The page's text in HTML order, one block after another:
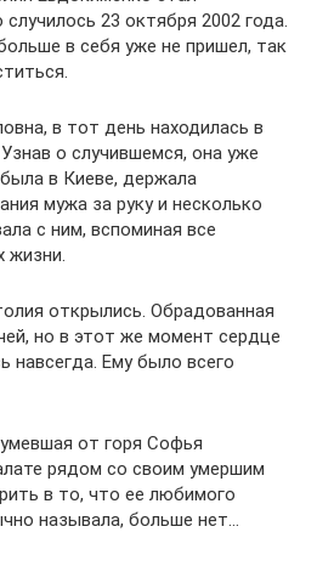
23 октября 2002 года.
в себя уже не пришел, так
в тот день находилась в
о случившемся, она уже
в Киеве, держала
мужа за руку и несколько
с ним, вспоминая все
жизни.
открылись. Обрадованная
но в этот же момент сердце
навсегда. Ему было всего
от горя Софья
рядом со своим умершим
в то, что ее любимого
называла, больше нет…